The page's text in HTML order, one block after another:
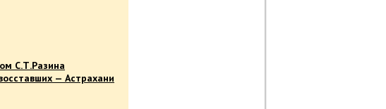
С.Т.Разина
— Астрахани